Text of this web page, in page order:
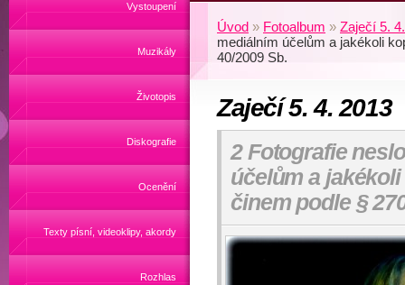
Vystoupení
Muzikály
Životopis
Diskografie
Ocenění
Texty písní, videoklipy, akordy
Rozhlas
Úvod » Fotoalbum » Zaječí 5.
mediálním účelům a jakékoli
40/2009 Sb.
Zaječí 5. 4. 2013
2 Fotografie
účelům a
činem podle §